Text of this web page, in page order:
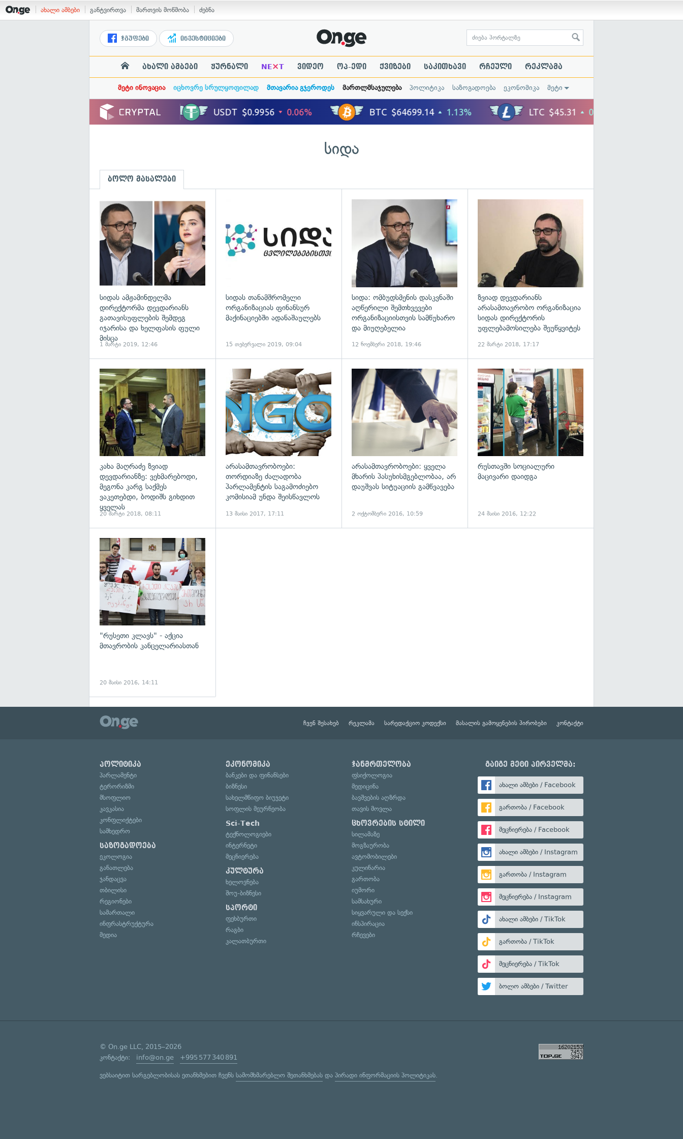
ახალი ამბები განტვირთვა მართვის მოწმობა ძებნა
ჯგუფები ინვესტიციები
ახალი ამბები ჟურნალი NE×T ვიდეო ოპ-ედი ქვიზები საკითხავი რჩეული რეკლამა
მეტი ინოვაცია იცხოვრე სრულყოფილად მთავარია გჯეროდეს მართლმსაჯულება პოლიტიკა საზოგადოება ეკონომიკა მეტი
სიდა
ბოლო მასალები
სიდას ამჟამინდელმა
დირექტორმა დევდარიანს
გათავისუფლების შემდეგ
იჯარისა და ხელფასის ფული
მისცა
1 მარტი 2019, 12:46
სიდას თანამშრომელი
ორგანიზაციას ფინანსურ
მაქინაციებში ადანაშაულებს
15 თებერვალი 2019, 09:04
სიდა: ომბუდსმენის დასკვნაში
აღწერილი შემთხვევები
ორგანიზაციისთვის სამწუხარო
და მიუღებელია
12 ნოემბერი 2018, 19:46
ზვიად დევდარიანს
არასამთავრობო ორგანიზაცია
სიდას დირექტორის
უფლებამოსილება შეუწყვიტეს
22 მარტი 2018, 17:17
გადახედვა
კახა მაღრაძე ზვიად
დევდარიანზე: ვეხმარებოდი,
მეგონა კარგ საქმეს
ვაკეთებდი, ბოდიშს გიხდით
ყველას
20 მარტი 2018, 08:11
გადახედვა
არასამთავრობოები:
თორდიაზე ძალადობა
პარლამენტის საგამოძიებო
კომისიამ უნდა შეისწავლოს
13 მაისი 2017, 17:11
გადახედვა
არასამთავრობოები: ყველა
მხარის პასუხისმგებლობაა, არ
დაუშვას სიტუაციის გამწვავება
2 ოქტომბერი 2016, 10:59
რუსთავში სოციალური
მაცივარი დაიდგა
24 მაისი 2016, 12:22
"რუსეთი კლავს" - აქცია
მთავრობის კანცელარიასთან
20 მაისი 2016, 14:11
ჩვენ შესახებ რეკლამა სარედაქციო კოდექსი მასალის გამოყენების პირობები კონტაქტი
პოლიტიკა
პარლამენტი
ტერორიზმი
მსოფლიო
კავკასია
კონფლიქტები
სამხედრო
საზოგადოება
ეკოლოგია
განათლება
ჯანდაცვა
თბილისი
რეგიონები
სამართალი
ინფრასტრუქტურა
მედია
ეკონომიკა
ბანკები და ფინანსები
ბიზნესი
სახელმწიფო ბიუჯეტი
სოფლის მეურნეობა
Sci-Tech
ტექნოლოგიები
ინტერნეტი
მეცნიერება
კულტურა
ხელოვნება
შოუ-ბიზნესი
სპორტი
ფეხბურთი
რაგბი
კალათბურთი
ჯანმრთელობა
ფსიქოლოგია
მედიცინა
ბავშვების აღზრდა
თავის მოვლა
ცხოვრების სტილი
სილამაზე
მოგზაურობა
ავტომობილები
კულინარია
გართობა
იუმორი
სამსახური
სიყვარული და სექსი
ინსპირაცია
რჩევები
გაიგე მეტი პირველმა:
ახალი ამბები / Facebook
გართობა / Facebook
მეცნიერება / Facebook
ახალი ამბები / Instagram
გართობა / Instagram
მეცნიერება / Instagram
ახალი ამბები / TikTok
გართობა / TikTok
მეცნიერება / TikTok
ბოლო ამბები / Twitter
© On.ge LLC, 2015–2026
კონტაქტი: info@on.ge +995 577 340 891
ვებსაიტით სარგებლობისას ეთანხმებით ჩვენს სამომხმარებლო შეთანხმებას და პირადი ინფორმაციის პოლიტიკას.